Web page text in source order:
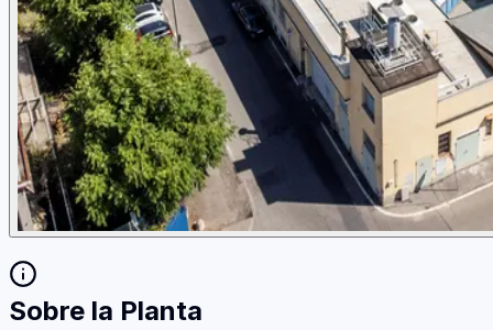
Sobre la Planta